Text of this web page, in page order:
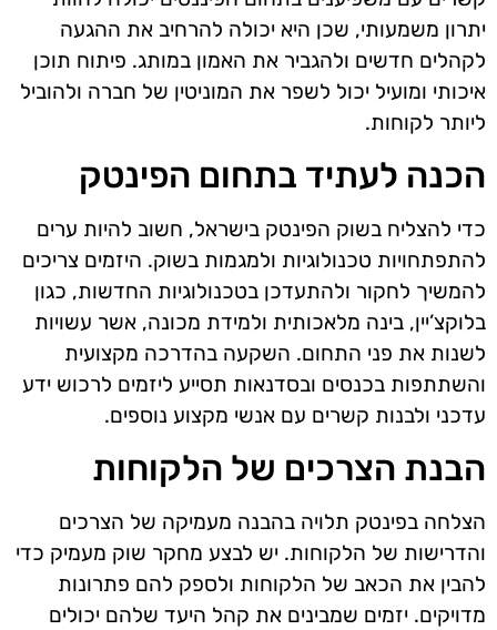
יתרון משמעותי, שכן היא יכולה להרחיב את ההגעה
לקהלים חדשים ולהגביר את האמון במותג. פיתוח תוכן
איכותי ומועיל יכול לשפר את המוניטין של חברה ולהוביל
ליותר לקוחות.
הכנה לעתיד בתחום הפינטק
כדי להצליח בשוק הפינטק בישראל, חשוב להיות ערים
להתפתחויות טכנולוגיות ולמגמות בשוק. היזמים צריכים
להמשיך לחקור ולהתעדכן בטכנולוגיות החדשות, כגון
בלוקצ’יין, בינה מלאכותית ולמידת מכונה, אשר עשויות
לשנות את פני התחום. השקעה בהדרכה מקצועית
והשתתפות בכנסים ובסדנאות תסייע ליזמים לרכוש ידע
עדכני ולבנות קשרים עם אנשי מקצוע נוספים.
הבנת הצרכים של הלקוחות
הצלחה בפינטק תלויה בהבנה מעמיקה של הצרכים
והדרישות של הלקוחות. יש לבצע מחקר שוק מעמיק כדי
להבין את הכאב של הלקוחות ולספק להם פתרונות
מדויקים. יזמים שמבינים את קהל היעד שלהם יכולים